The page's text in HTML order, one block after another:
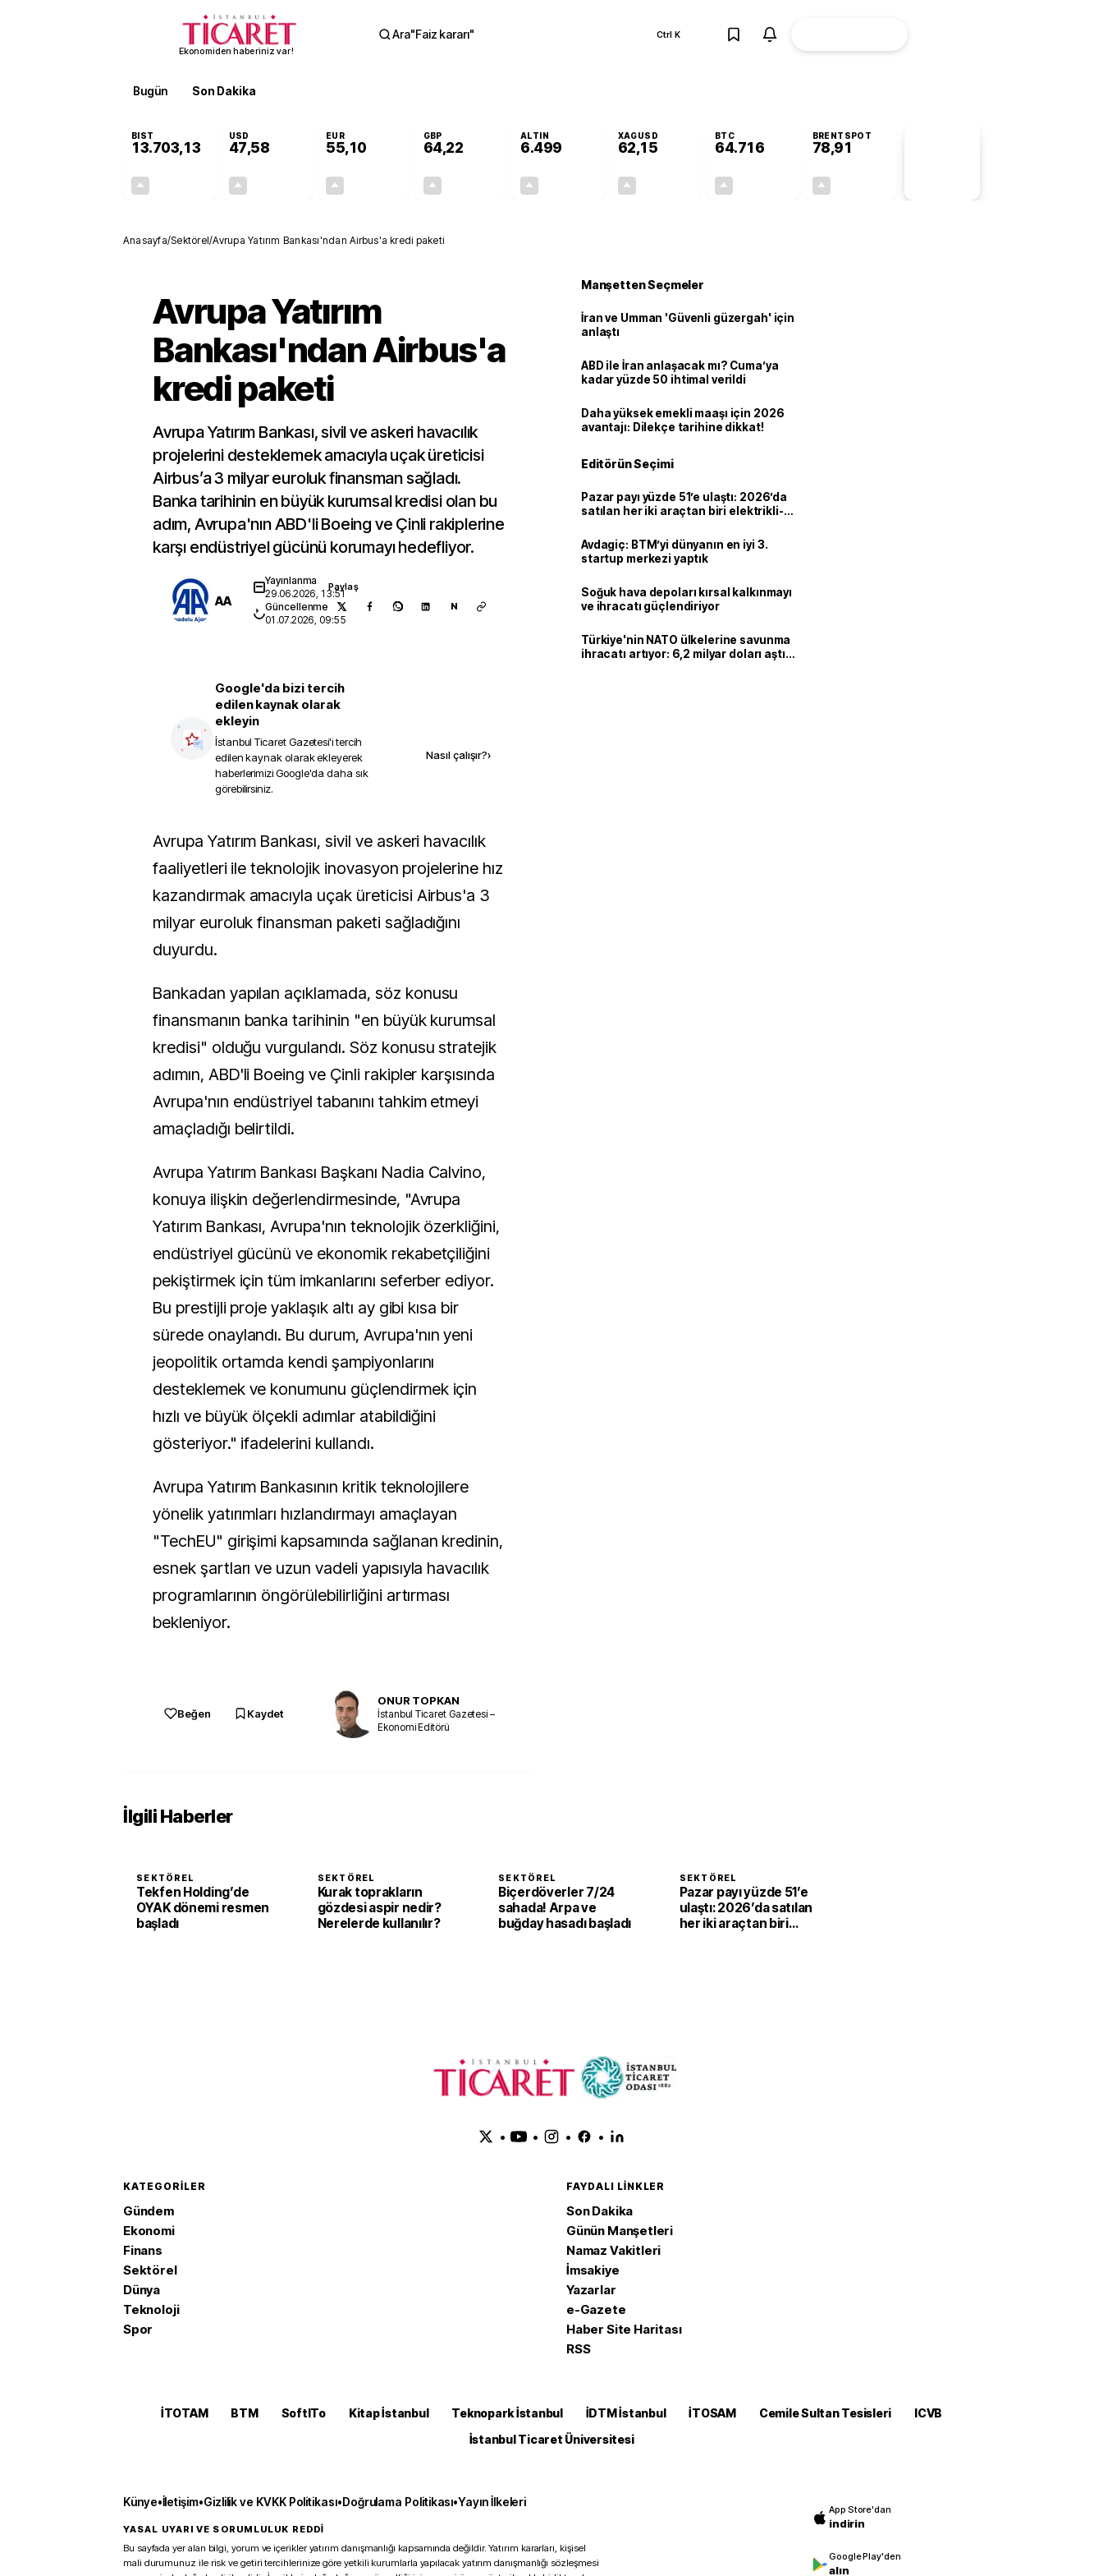
Ekonomiden haberiniz var!
Ara"Faiz kararı" Ctrl K
Bugün Son Dakika
BIST
13.703,13
USD
47,58
EUR
55,10
GBP
64,22
ALTIN
6.499
XAGUSD
62,15
BTC
64.716
BRENTSPOT
78,91
Anasayfa/Sektörel/Avrupa Yatırım Bankası'ndan Airbus'a kredi paketi
Avrupa Yatırım
Bankası'ndan Airbus'a
kredi paketi
Avrupa Yatırım Bankası, sivil ve askeri havacılık
projelerini desteklemek amacıyla uçak üreticisi
Airbus’a 3 milyar euroluk finansman sağladı.
Banka tarihinin en büyük kurumsal kredisi olan bu
adım, Avrupa'nın ABD'li Boeing ve Çinli rakiplerine
karşı endüstriyel gücünü korumayı hedefliyor.
AA
Yayınlanma
29.06.2026, 13:51
Güncellenme
01.07.2026, 09:55
Paylaş
N
Google'da bizi tercih
edilen kaynak olarak
ekleyin
İstanbul Ticaret Gazetesi'i tercih
edilen kaynak olarak ekleyerek
haberlerimizi Google'da daha sık
görebilirsiniz.
Nasıl çalışır?›
Avrupa Yatırım Bankası, sivil ve askeri havacılık
faaliyetleri ile teknolojik inovasyon projelerine hız
kazandırmak amacıyla uçak üreticisi Airbus'a 3
milyar euroluk finansman paketi sağladığını
duyurdu.
Bankadan yapılan açıklamada, söz konusu
finansmanın banka tarihinin "en büyük kurumsal
kredisi" olduğu vurgulandı. Söz konusu stratejik
adımın, ABD'li Boeing ve Çinli rakipler karşısında
Avrupa'nın endüstriyel tabanını tahkim etmeyi
amaçladığı belirtildi.
Avrupa Yatırım Bankası Başkanı Nadia Calvino,
konuya ilişkin değerlendirmesinde, "Avrupa
Yatırım Bankası, Avrupa'nın teknolojik özerkliğini,
endüstriyel gücünü ve ekonomik rekabetçiliğini
pekiştirmek için tüm imkanlarını seferber ediyor.
Bu prestijli proje yaklaşık altı ay gibi kısa bir
sürede onaylandı. Bu durum, Avrupa'nın yeni
jeopolitik ortamda kendi şampiyonlarını
desteklemek ve konumunu güçlendirmek için
hızlı ve büyük ölçekli adımlar atabildiğini
gösteriyor." ifadelerini kullandı.
Avrupa Yatırım Bankasının kritik teknolojilere
yönelik yatırımları hızlandırmayı amaçlayan
"TechEU" girişimi kapsamında sağlanan kredinin,
esnek şartları ve uzun vadeli yapısıyla havacılık
programlarının öngörülebilirliğini artırması
bekleniyor.
Beğen Kaydet
ONUR TOPKAN
İstanbul Ticaret Gazetesi –
Ekonomi Editörü
Manşetten Seçmeler
İran ve Umman 'Güvenli güzergah' için
anlaştı
ABD ile İran anlaşacak mı? Cuma’ya
kadar yüzde 50 ihtimal verildi
Daha yüksek emekli maaşı için 2026
avantajı: Dilekçe tarihine dikkat!
Editörün Seçimi
Pazar payı yüzde 51’e ulaştı: 2026’da
satılan her iki araçtan biri elektrikli-
Avdagiç: BTM’yi dünyanın en iyi 3.
startup merkezi yaptık
Soğuk hava depoları kırsal kalkınmayı
ve ihracatı güçlendiriyor
Türkiye'nin NATO ülkelerine savunma
ihracatı artıyor: 6,2 milyar doları aştı
İlgili Haberler
SEKTÖREL
Tekfen Holding’de
OYAK dönemi resmen
başladı
SEKTÖREL
Kurak toprakların
gözdesi aspir nedir?
Nerelerde kullanılır?
SEKTÖREL
Biçerdöverler 7/24
sahada! Arpa ve
buğday hasadı başladı
SEKTÖREL
Pazar payı yüzde 51’e
ulaştı: 2026’da satılan
her iki araçtan biri
• • • •
KATEGORILER
Gündem
Ekonomi
Finans
Sektörel
Dünya
Teknoloji
Spor
FAYDALI LINKLER
Son Dakika
Günün Manşetleri
Namaz Vakitleri
İmsakiye
Yazarlar
e-Gazete
Haber Site Haritası
RSS
İTOTAM BTM SoftITo Kitap İstanbul Teknopark İstanbul İDTM İstanbul İTOSAM Cemile Sultan Tesisleri
ICVB
İstanbul Ticaret Üniversitesi
Künye•İletişim•Gizlilik ve KVKK Politikası•Doğrulama Politikası•Yayın İlkeleri
YASAL UYARI VE SORUMLULUK REDDİ
Bu sayfada yer alan bilgi, yorum ve içerikler yatırım danışmanlığı kapsamında değildir. Yatırım kararları, kişisel
mali durumunuz ile risk ve getiri tercihlerinize göre yetkili kurumlarla yapılacak yatırım danışmanlığı sözleşmesi
App Store'dan
indirin
Google Play'den
alın